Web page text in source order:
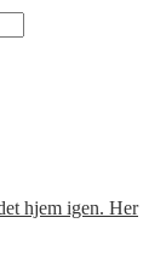
hjem igen. Her